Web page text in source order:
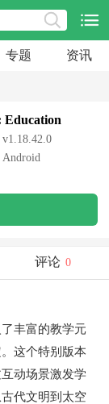
专题 资讯
评论 0
丰富的教学元
这个特别版本
动场景激发学
代文明到太空